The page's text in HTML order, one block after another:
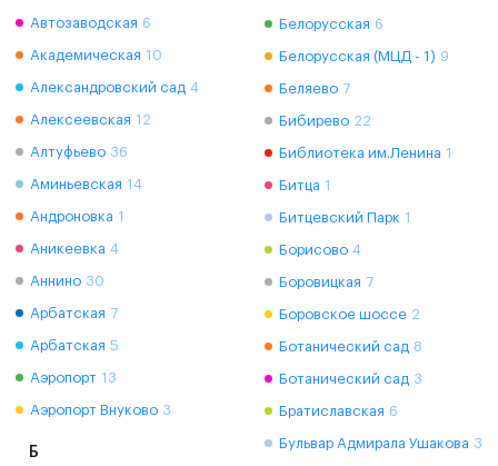
Автозаводская 6
Академическая 10
Александровский сад 4
Алексеевская 12
Алтуфьево 36
Аминьевская 14
Андроновка 1
Аникеевка 4
Аннино 30
Арбатская 7
Арбатская 5
Аэропорт 13
Аэропорт Внуково 3
Б
Белорусская 6
Белорусская (МЦД - 1) 9
Беляево 7
Бибирево 22
Библиотека им.Ленина 1
Битца 1
Битцевский Парк 1
Борисово 4
Боровицкая 7
Боровское шоссе 2
Ботанический сад 8
Ботанический сад 3
Братиславская 6
Бульвар Адмирала Ушакова 3